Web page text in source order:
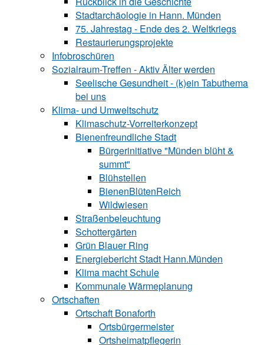
Stadtarchäologie in Hann. Münden
75. Jahrestag - Ende des 2. Weltkriegs
Restaurierungsprojekte
Infobroschüren
Sozialraum-Treffen - Aktiv Älter werden
Seelische Gesundheit - (k)ein Tabuthema
bei uns
Klima- und Umweltschutz
Klimaschutz-Vorreiterkonzept
Bienenfreundliche Stadt
Bürgerinitiative "Münden blüht &
summt"
Blühstellen
BienenBlütenReich
Wildwiesen
Straßenbeleuchtung
Schottergärten
Grün Blauer Ring
Energiebericht Stadt Hann.Münden
Klima macht Schule
Kommunale Wärmeplanung
Ortschaften
Ortschaft Bonaforth
Ortsbürgermeister
Ortsheimatpflegerin